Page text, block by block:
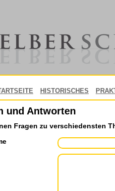
HISTORISCHES
und Antworten
Fragen zu verschiedensten